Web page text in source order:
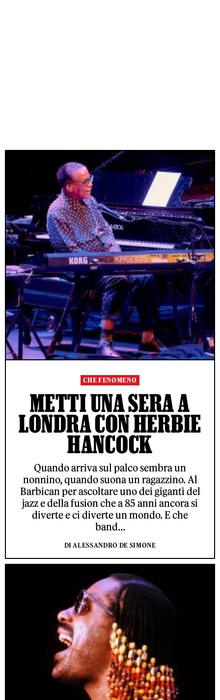
CHE FENOMENO
METTI UNA SERA A
LONDRA CON HERBIE
HANCOCK
Quando arriva sul palco sembra un
nonnino, quando suona un ragazzino. Al
Barbican per ascoltare uno dei giganti del
jazz e della fusion che a 85 anni ancora si
diverte e ci diverte un mondo. E che
band...
DI ALESSANDRO DE SIMONE